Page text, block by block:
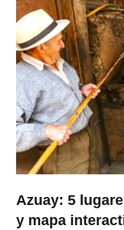
Azuay: 5
y mapa